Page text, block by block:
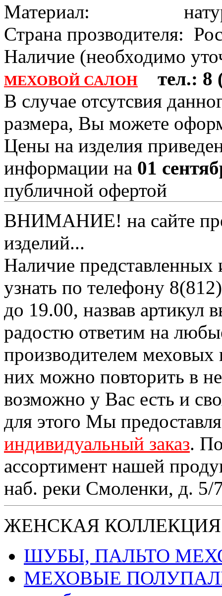
Материал:
Страна прозводителя:
Наличие (необходимо
МЕХОВОЙ САЛОН
тел.: 8
В случае отсутсвия
размера, Вы можете
Цены на изделия
информации на 01
публичной офертой
ВНИМАНИЕ! на сайте
изделий...
Наличие
узнать по телефону
до 19.00, назвав
радостю ответим на
производителем
них можно повторить в
возможно у Вас есть и
для этого Мы
индивидуальный заказ.
ассортимент нашей
наб. реки Смоленки, д. 5/
ЖЕНСКАЯ КОЛЛЕКЦИЯ
ШУБЫ, ПАЛЬТО
МЕХОВЫЕ